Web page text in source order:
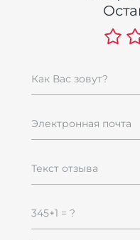
Как Вас зовут?
Электронная почта
Текст отзыва
345+1 = ?